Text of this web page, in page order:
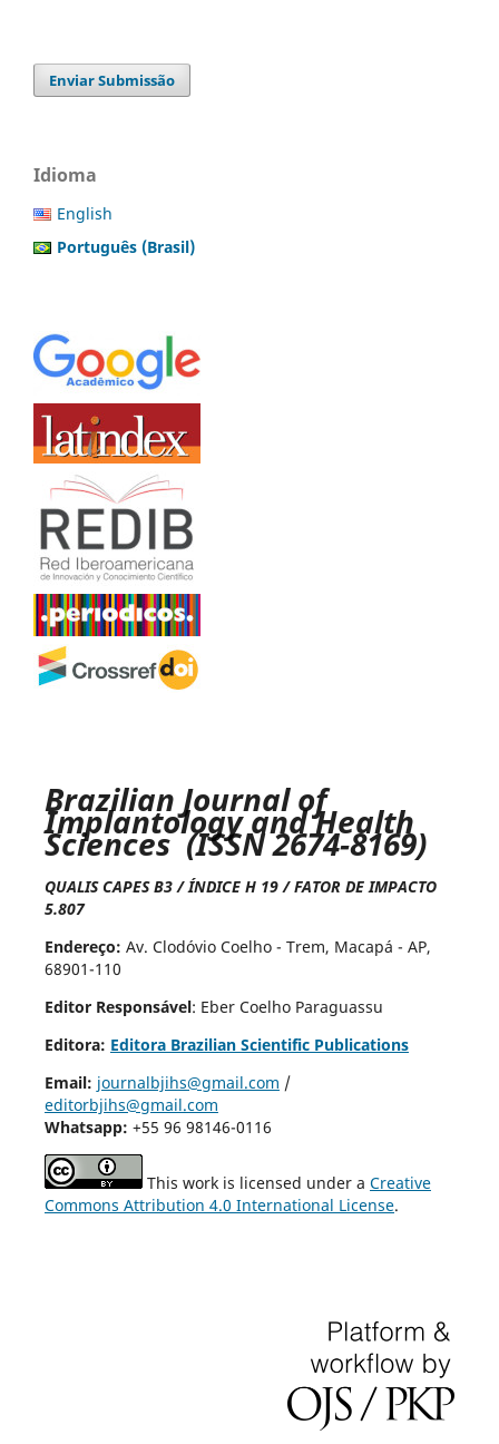
Enviar Submissão
Idioma
English
Português (Brasil)
Brazilian Journal of
Implantology and Health
Sciences (ISSN 2674-8169)
QUALIS CAPES B3 / ÍNDICE H 19 / FATOR DE IMPACTO
5.807
Endereço: Av. Clodóvio Coelho - Trem, Macapá - AP,
68901-110
Editor Responsável: Eber Coelho Paraguassu
Editora: Editora Brazilian Scientific Publications
Email: journalbjihs@gmail.com /
editorbjihs@gmail.com
Whatsapp: +55 96 98146-0116
This work is licensed under a Creative
Commons Attribution 4.0 International License.